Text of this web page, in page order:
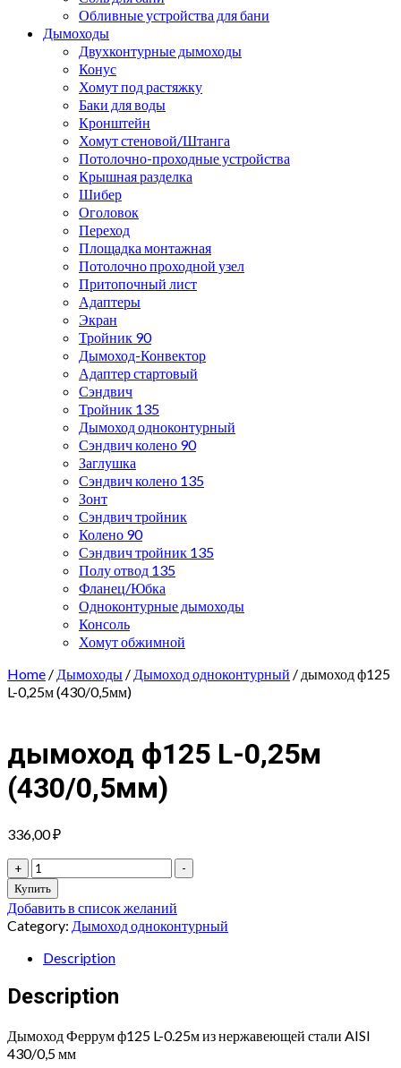
Обливные устройства для бани
Дымоходы
Двухконтурные дымоходы
Конус
Хомут под растяжку
Баки для воды
Кронштейн
Хомут стеновой/Штанга
Потолочно-проходные устройства
Крышная разделка
Шибер
Оголовок
Переход
Площадка монтажная
Потолочно проходной узел
Притопочный лист
Адаптеры
Экран
Тройник 90
Дымоход-Конвектор
Адаптер стартовый
Сэндвич
Тройник 135
Дымоход одноконтурный
Сэндвич колено 90
Заглушка
Сэндвич колено 135
Зонт
Сэндвич тройник
Колено 90
Сэндвич тройник 135
Полу отвод 135
Фланец/Юбка
Одноконтурные дымоходы
Консоль
Хомут обжимной
Home / Дымоходы / Дымоход одноконтурный / дымоход ф125
L-0,25м (430/0,5мм)
дымоход ф125 L-0,25м
(430/0,5мм)
336,00₽
+
дымоход
ф125
L-
0,25м
(430/0,5мм)
quantity
-
Купить
Добавить в список желаний
Category: Дымоход одноконтурный
Description
Description
Дымоход Феррум ф125 L-0.25м из нержавеющей стали AISI
430/0,5 мм